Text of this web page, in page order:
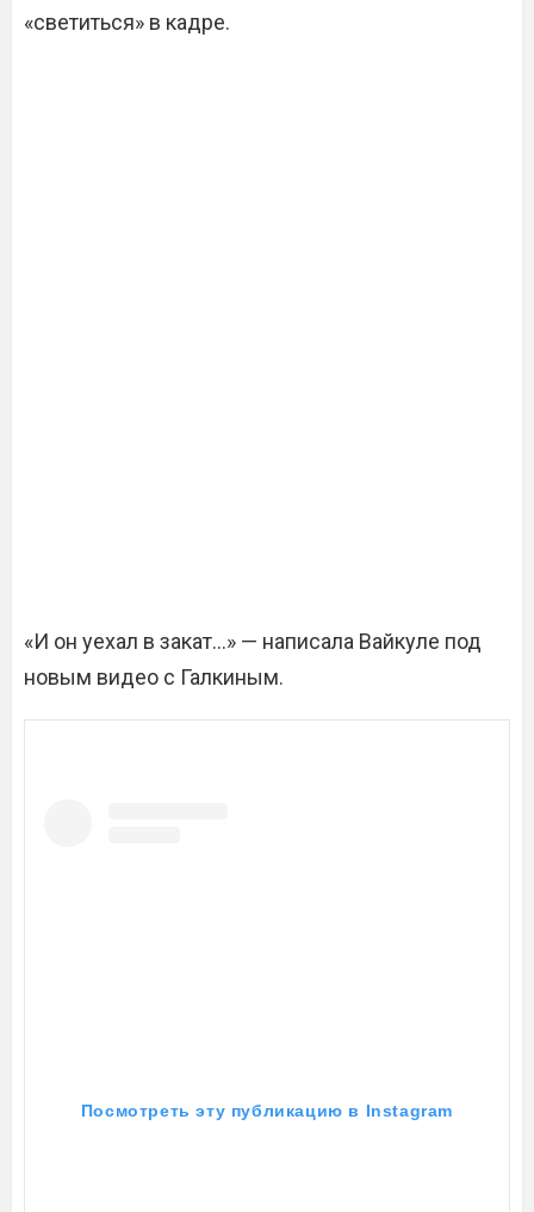
«светиться» в кадре.
«И он уехал в закат…» — написала Вайкуле под
новым видео с Галкиным.
Посмотреть эту публикацию в Instagram